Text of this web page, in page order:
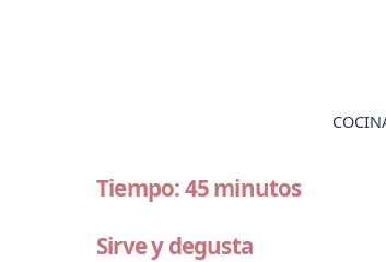
Tiempo: 45 minutos
Sirve y degusta